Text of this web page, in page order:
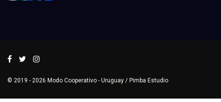
© 2019 - 2026 Modo Cooperativo - Uruguay / Pimba Estudio